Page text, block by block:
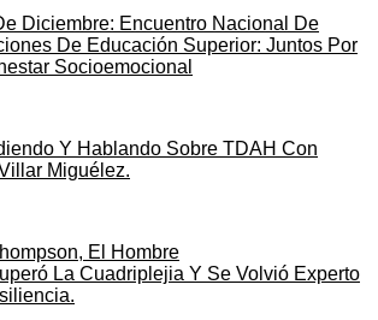
Diciembre: Encuentro Nacional De
De Educación Superior: Juntos Por
Socioemocional
Y Hablando Sobre TDAH Con
Miguélez.
El Hombre
La Cuadriplejia Y Se Volvió Experto